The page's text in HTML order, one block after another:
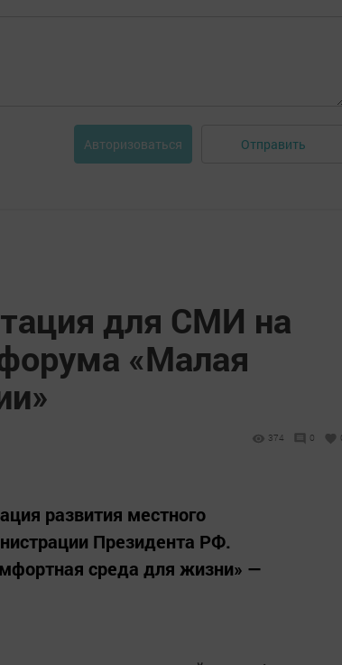
Авторизоваться Отправить
для СМИ на
«Малая
374 0
развития местного
Президента РФ.
среда для жизни» —